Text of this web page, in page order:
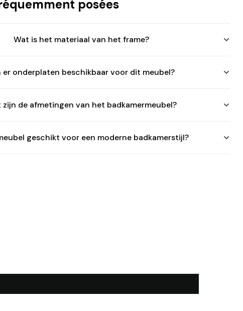
posées
Wat is het materiaal van het frame?
er onderplaten beschikbaar voor dit meubel?
zijn de afmetingen van het badkamermeubel?
geschikt voor een moderne badkamerstijl?
à